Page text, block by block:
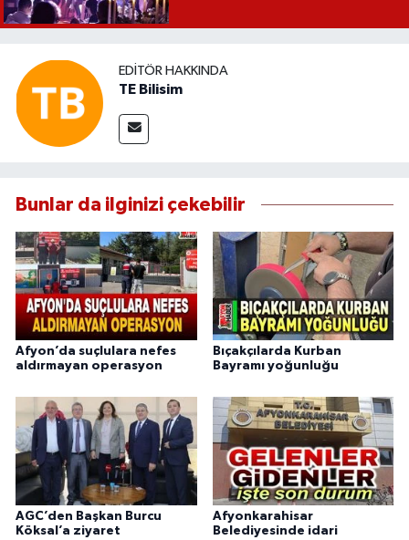
EDITÖR HAKKINDA
TE Bilisim
Bunlar da ilginizi çekebilir
Afyon’da suçlulara nefes
aldırmayan operasyon
Bıçakçılarda Kurban
Bayramı yoğunluğu
AGC’den Başkan Burcu
Köksal’a ziyaret
Afyonkarahisar
Belediyesinde idari